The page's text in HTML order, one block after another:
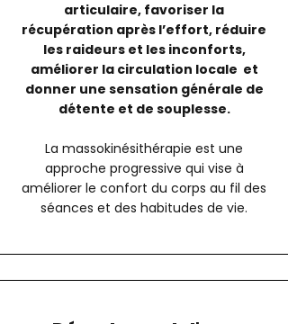
articulaire, favoriser la
récupération après l’effort, réduire
les raideurs et les inconforts,
améliorer la circulation locale et
donner une sensation générale de
détente et de souplesse.
La massokinésithérapie est une
approche progressive qui vise à
améliorer le confort du corps au fil des
séances et des habitudes de vie.